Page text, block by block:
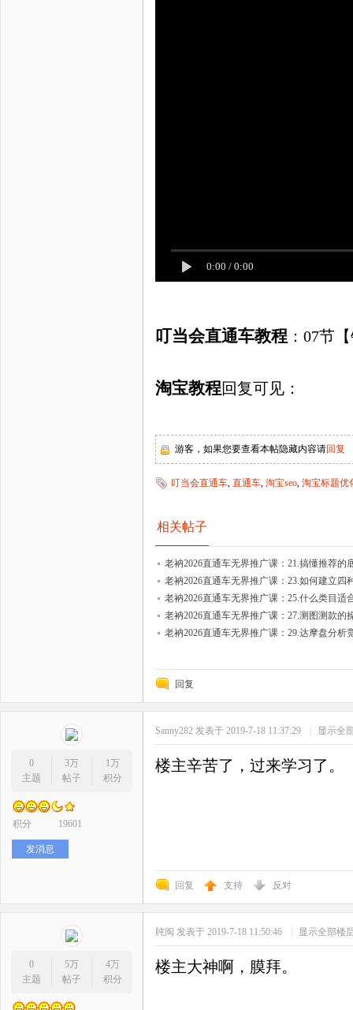
0:00 / 0:00
叮当会直通车教程 ： 07节
淘宝教程回复可见：
游客，如果您要查看本帖隐藏内容请回复
叮当会直通车 直通车 淘宝seo 淘宝标题优
相关帖子
老衲2026直通车无界推广课：21.搞懂推荐的
老衲2026直通车无界推广课：23.如何建立四
老衲2026直通车无界推广课：25.什么类目适
老衲2026直通车无界推广课：27.测图测款的
老衲2026直通车无界推广课：29.达摩盘分析
回复
0
主题
3万
帖子
1万
积分
积分 19601
发消息
Sanny282 发表于 2019-7-18 11:37:29 | 显示全
楼主辛苦了，过来学习了。
回复 支持 反对
0
主题
5万
帖子
4万
积分
肫闽 发表于 2019-7-18 11:50:46 | 显示全部楼
楼主大神啊，膜拜。